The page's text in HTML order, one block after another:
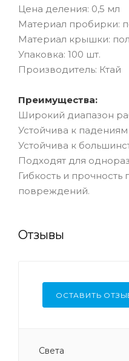
Цена деления: 0,5 мл
Материал пробирки:
Материал крышки:
Упаковка: 100 шт.
Производитель: Ктай
Преимущества:
Широкий диапазон
Устойчива к
Устойчива к
Подходят для
Гибкость и
повреждений.
Отзывы
ОСТАВИТЬ
Света